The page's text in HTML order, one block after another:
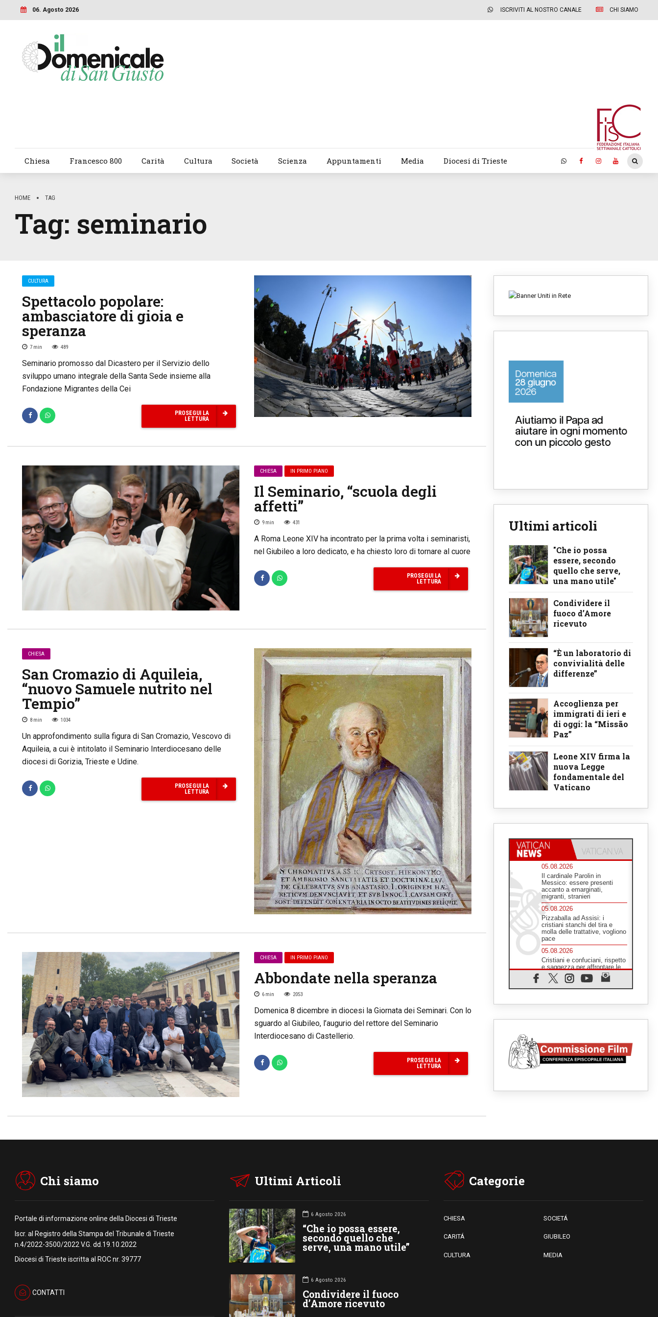
06. Agosto 2026 ISCRIVITI AL NOSTRO CANALE CHI SIAMO
Chiesa Francesco 800 Carità Cultura Società Scienza Appuntamenti Media Diocesi di Trieste
HOME TAG
Tag: seminario
CULTURA
Spettacolo popolare:
ambasciatore di gioia e
speranza
7 min 489
Seminario promosso dal Dicastero per il Servizio dello
sviluppo umano integrale della Santa Sede insieme alla
Fondazione Migrantes della Cei
PROSEGUI LA
LETTURA
CHIESA IN PRIMO PIANO
Il Seminario, “scuola degli
affetti”
9 min 431
A Roma Leone XIV ha incontrato per la prima volta i seminaristi,
nel Giubileo a loro dedicato, e ha chiesto loro di tornare al cuore
PROSEGUI LA
LETTURA
CHIESA
San Cromazio di Aquileia,
“nuovo Samuele nutrito nel
Tempio”
8 min 1034
Un approfondimento sulla figura di San Cromazio, Vescovo di
Aquileia, a cui è intitolato il Seminario Interdiocesano delle
diocesi di Gorizia, Trieste e Udine.
PROSEGUI LA
LETTURA
CHIESA IN PRIMO PIANO
Abbondate nella speranza
6 min 2053
Domenica 8 dicembre in diocesi la Giornata dei Seminari. Con lo
sguardo al Giubileo, l’augurio del rettore del Seminario
Interdiocesano di Castellerio.
PROSEGUI LA
LETTURA
Ultimi articoli
"Che io possa
essere, secondo
quello che serve,
una mano utile"
Condividere il
fuoco d’Amore
ricevuto
“È un laboratorio di
convivialità delle
differenze”
Accoglienza per
immigrati di ieri e
di oggi: la “Missão
Paz”
Leone XIV firma la
nuova Legge
fondamentale del
Vaticano
05.08.2026
Il cardinale Parolin in
Messico: essere presenti
accanto a emarginati,
migranti, stranieri
05.08.2026
Pizzaballa ad Assisi: i
cristiani stanchi del tira e
molla delle trattative, vogliono
pace
05.08.2026
Cristiani e confuciani, rispetto
e saggezza per affrontare le
"sfide urgenti" di oggi
Makrickas: la grazia di Dio
05.08.2026
vogliamo cose grandi"
05.08.2026
Parolin ai preti del Guatemala:
05.08.2026
Migranti, UE compatta su
Chi siamo
Portale di informazione online della Diocesi di Trieste
Iscr. al Registro della Stampa del Tribunale di Trieste
n.4/2022-3500/2022 V.G. dd.19.10.2022
Diocesi di Trieste iscritta al ROC nr. 39777
CONTATTI
Ultimi Articoli
6 Agosto 2026
“Che io possa essere,
secondo quello che
serve, una mano utile”
6 Agosto 2026
Condividere il fuoco
d’Amore ricevuto
Categorie
CHIESA SOCIETÁ
CARITÁ GIUBILEO
CULTURA MEDIA